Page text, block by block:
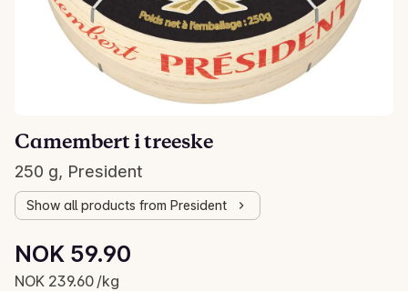
Camembert i treeske
250 g, President
Show all products from President
Current price is: NOK 59.90
NOK 59.90
NOK 239.60 /kg
Unit price: NOK 239.60 /kg